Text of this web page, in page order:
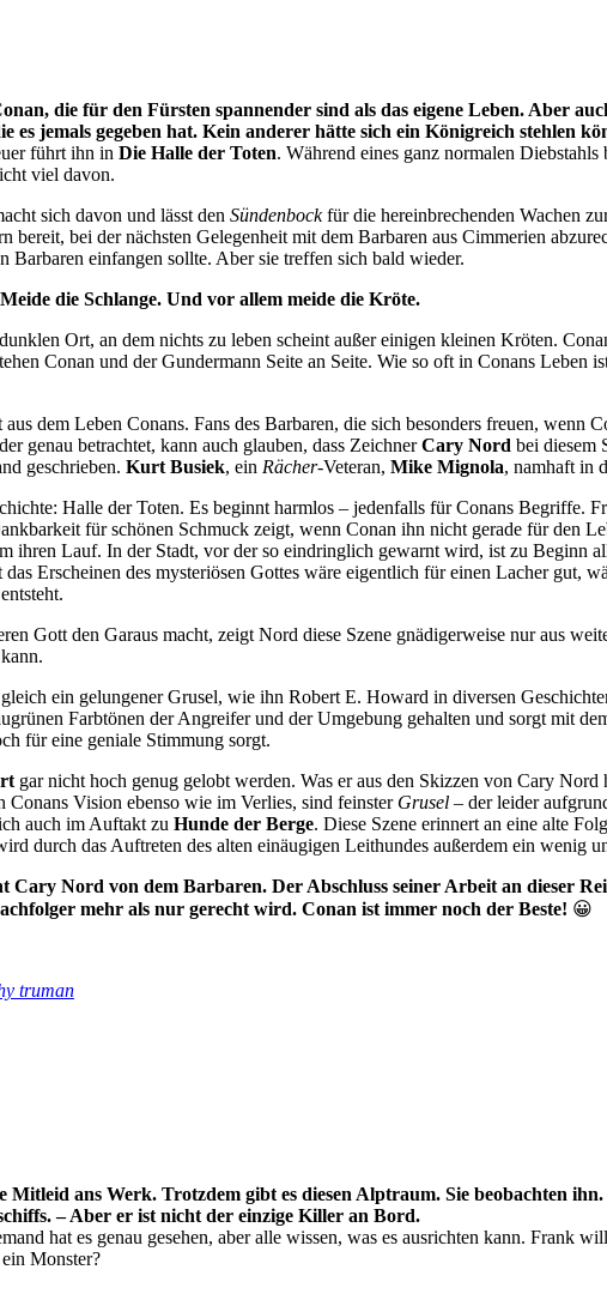
die für den Fürsten spannender sind als das eigene Leben. Aber
jemals gegeben hat. Kein anderer hätte sich ein Königreich stehlen
führt ihn in Die Halle der Toten. Während eines ganz normalen
viel davon.
sich davon und lässt den Sündenbockfür die hereinbrechenden Wachen
bereit, bei der nächsten Gelegenheit mit dem Barbaren aus Cimmerien
Barbaren einfangen sollte. Aber sie treffen sich bald wieder.
die Schlange. Und vor allem meide die Kröte.
Ort, an dem nichts zu leben scheint außer einigen kleinen Kröten.
Conan und der Gundermann Seite an Seite. Wie so oft in Conans Leben
dem Leben Conans. Fans des Barbaren, die sich besonders freuen, wenn
genau betrachtet, kann auch glauben, dass ZeichnerCary Nord bei diesem
geschrieben. Kurt Busiek, ein Rächer-Veteran, Mike Mignola, namhaft in
Halle der Toten. Es beginnt harmlos – jedenfalls für Conans Begriffe.
für schönen Schmuck zeigt, wenn Conan ihn nicht gerade für den
ihren Lauf. In der Stadt, vor der so eindringlich gewarnt wird, ist zu Beginn
Erscheinen des mysteriösen Gottes wäre eigentlich für einen Lacher gut,
Gott den Garaus macht, zeigt Nord diese Szene gnädigerweise nur aus
ein gelungener Grusel, wie ihn Robert E. Howard in diversen
Farbtönen der Angreifer und der Umgebung gehalten und sorgt mit
für eine geniale Stimmung sorgt.
gar nicht hoch genug gelobt werden. Was er aus den Skizzen von Cary
Vision ebenso wie im Verlies, sind feinster Grusel – der leider
auch im Auftakt zu Hunde der Berge. Diese Szene erinnert an eine alte
durch das Auftreten des alten einäugigen Leithundes außerdem ein wenig
Cary Nord von dem Barbaren. Der Abschluss seiner Arbeit an dieser
mehr als nur gerecht wird. Conan ist immer noch der Beste! 😀
truman
ans Werk. Trotzdem gibt es diesen Alptraum. Sie beobachten
– Aber er ist nicht der einzige Killer an Bord.
hat es genau gesehen, aber alle wissen, was es ausrichten kann. Frank
Monster?